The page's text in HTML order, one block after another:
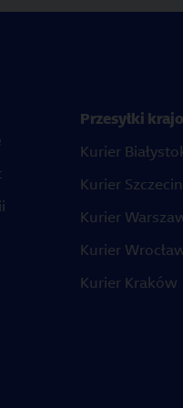
Przesyłki
Kurier
Kurier Szczecin
Kurier
Kurier
Kurier Kraków